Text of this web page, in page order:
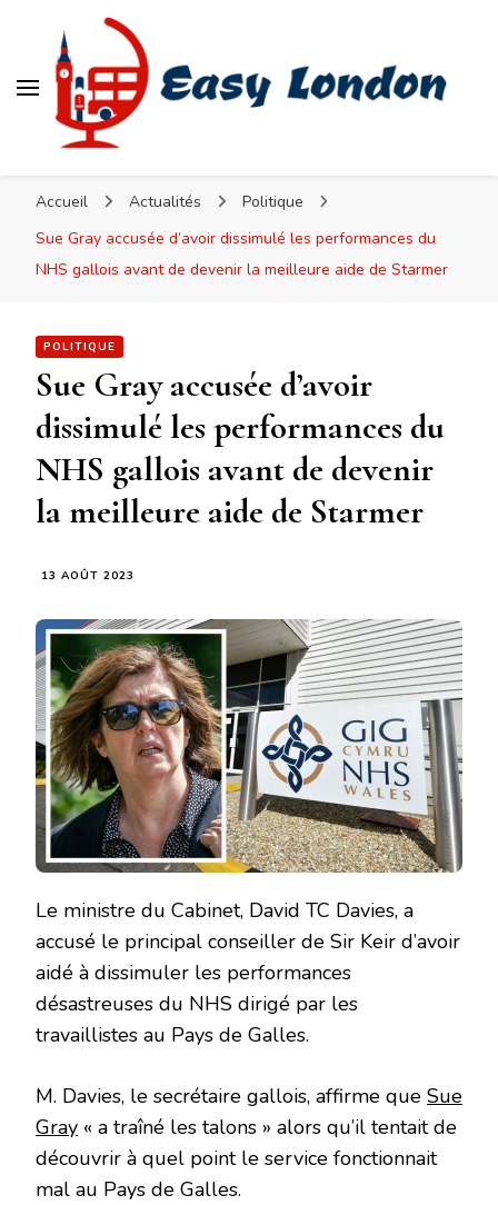
Accueil Actualités
Politique
Sue Gray accusée d’avoir dissimulé les performances du
NHS gallois avant de devenir la meilleure aide de Starmer
POLITIQUE
Sue Gray accusée d’avoir
dissimulé les performances du
NHS gallois avant de devenir
la meilleure aide de Starmer
13 AOÛT 2023
Le ministre du Cabinet, David TC Davies, a
accusé le principal conseiller de Sir Keir d’avoir
aidé à dissimuler les performances
désastreuses du NHS dirigé par les
travaillistes au Pays de Galles.
M. Davies, le secrétaire gallois, affirme que Sue
Gray « a traîné les talons » alors qu’il tentait de
découvrir à quel point le service fonctionnait
mal au Pays de Galles.